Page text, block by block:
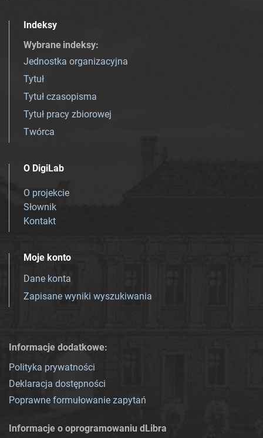
Indeksy
Wybrane indeksy:
Jednostka organizacyjna
Tytuł
Tytuł czasopisma
Tytuł pracy zbiorowej
Twórca
O DigiLab
O projekcie
Słownik
Kontakt
Moje konto
Dane konta
Zapisane wyniki wyszukiwania
Informacje dodatkowe:
Polityka prywatności
Deklaracja dostępności
Poprawne formułowanie zapytań
Informacje o oprogramowaniu dLibra